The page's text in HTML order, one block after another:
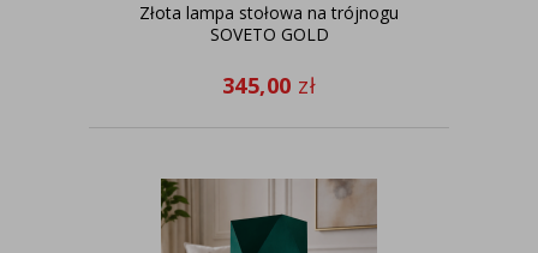
Złota lampa stołowa na trójnogu
SOVETO GOLD
345,00 zł